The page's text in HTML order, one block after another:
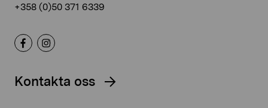
+358 (0)50 371 6339
Kontakta oss